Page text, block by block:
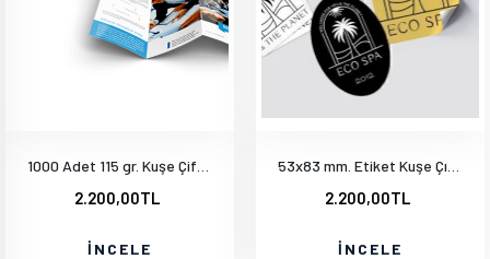
2.200,00TL
İNCELE
2.200,00TL
İNCELE